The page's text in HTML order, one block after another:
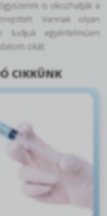
is okozhatják a
Vannak olyan
egyértelműen
okát.
CIKKÜNK